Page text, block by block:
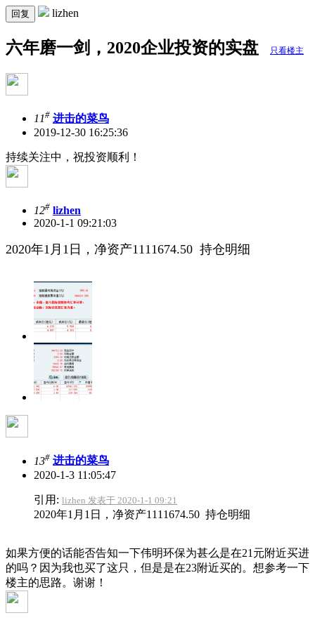
回复 lizhen
六年磨一剑，2020企业投资的实盘 只看楼主
11# 进击的菜鸟
2019-12-30 16:25:36
持续关注中，祝投资顺利！
12# lizhen
2020-1-1 09:21:03
2020年1月1日，净资产1111674.50 持仓明细
13# 进击的菜鸟
2020-1-3 11:05:47
引用: lizhen 发表于 2020-1-1 09:21
2020年1月1日，净资产1111674.50 持仓明细
如果方便的话能否告知一下伟明环保为甚么是在21元附近买进
的吗？因为我也买了这只，但是是在23附近买的。想参考一下
楼主的思路。谢谢！